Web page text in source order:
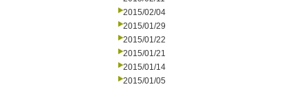
2015/02/04
2015/01/29
2015/01/22
2015/01/21
2015/01/14
2015/01/05